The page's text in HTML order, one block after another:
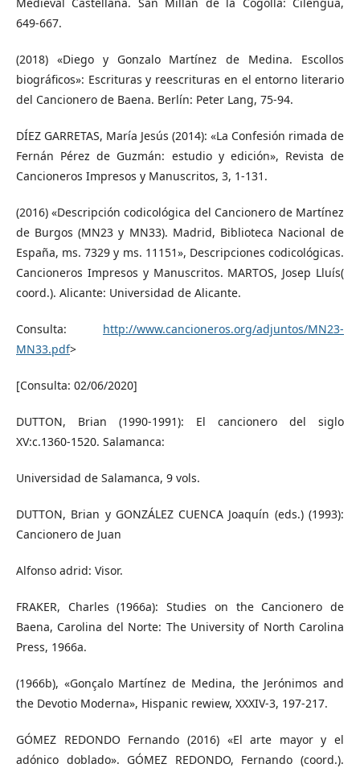
649-667.
(2018) «Diego y Gonzalo Martínez de Medina. Escollos
biográficos»: Escrituras y reescrituras en el entorno literario
del Cancionero de Baena. Berlín: Peter Lang, 75-94.
DÍEZ GARRETAS, María Jesús (2014): «La Confesión rimada de
Fernán Pérez de Guzmán: estudio y edición», Revista de
Cancioneros Impresos y Manuscritos, 3, 1-131.
(2016) «Descripción codicológica del Cancionero de Martínez
de Burgos (MN23 y MN33). Madrid, Biblioteca Nacional de
España, ms. 7329 y ms. 11151», Descripciones codicológicas.
Cancioneros Impresos y Manuscritos. MARTOS, Josep Lluís(
coord.). Alicante: Universidad de Alicante.
Consulta: http://www.cancioneros.org/adjuntos/MN23-
MN33.pdf>
[Consulta: 02/06/2020]
DUTTON, Brian (1990-1991): El cancionero del siglo
XV:c.1360-1520. Salamanca:
Universidad de Salamanca, 9 vols.
DUTTON, Brian y GONZÁLEZ CUENCA Joaquín (eds.) (1993):
Cancionero de Juan
Alfonso adrid: Visor.
FRAKER, Charles (1966a): Studies on the Cancionero de
Baena, Carolina del Norte: The University of North Carolina
Press, 1966a.
(1966b), «Gonçalo Martínez de Medina, the Jerónimos and
the Devotio Moderna», Hispanic rewiew, XXXIV-3, 197-217.
GÓMEZ REDONDO Fernando (2016) «El arte mayor y el
adónico doblado». GÓMEZ REDONDO, Fernando (coord.).